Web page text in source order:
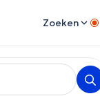
Zoeken